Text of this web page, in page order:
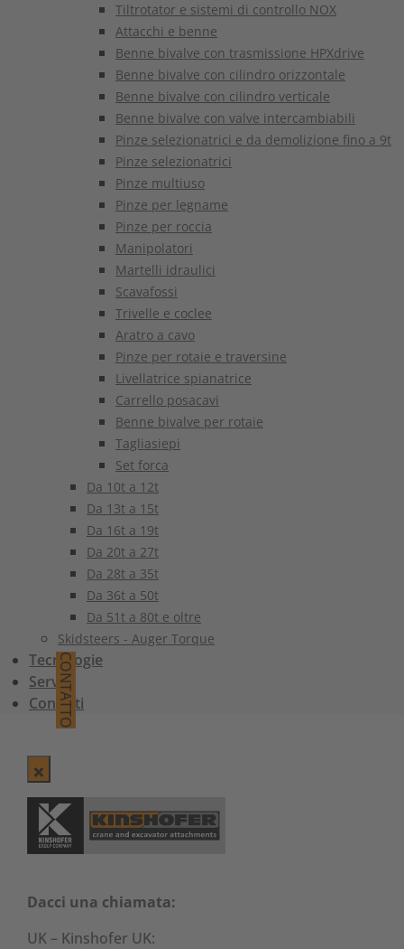
Tiltrotator e sistemi di controllo NOX
Attacchi e benne
Benne bivalve con trasmissione HPXdrive
Benne bivalve con cilindro orizzontale
Benne bivalve con cilindro verticale
Benne bivalve con valve intercambiabili
Pinze selezionatrici e da demolizione fino a 9t
Pinze selezionatrici
Pinze multiuso
Pinze per legname
Pinze per roccia
Manipolatori
Martelli idraulici
Scavafossi
Trivelle e coclee
Aratro a cavo
Pinze per rotaie e traversine
Livellatrice spianatrice
Carrello posacavi
Benne bivalve per rotaie
Tagliasiepi
Set forca
Da 10t a 12t
Da 13t a 15t
Da 16t a 19t
Da 20t a 27t
Da 28t a 35t
Da 36t a 50t
Da 51t a 80t e oltre
Skidsteers - Auger Torque
Tecnologie
Servizi
Contatti
CONTATTO
Dacci una chiamata:
UK – Kinshofer UK: